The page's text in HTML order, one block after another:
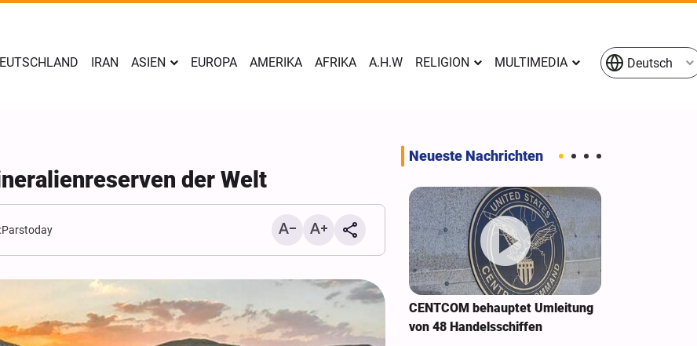
IRAN ASIEN EUROPA AMERIKA AFRIKA A.H.W RELIGION MULTIMEDIA Deutsch
der Welt
Parstoday
Neueste Nachrichten
Scharfe Warnung aus Sanaa an
Riad
CENTCOM behauptet Umleitung
von 48 Handelsschiffen